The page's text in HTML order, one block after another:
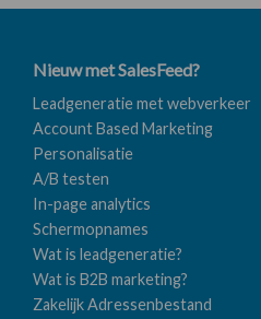
Nieuw met SalesFeed?
Leadgeneratie met webverkeer
Account Based Marketing
Personalisatie
A/B testen
In-page analytics
Schermopnames
Wat is leadgeneratie?
Wat is B2B marketing?
Zakelijk Adressenbestand